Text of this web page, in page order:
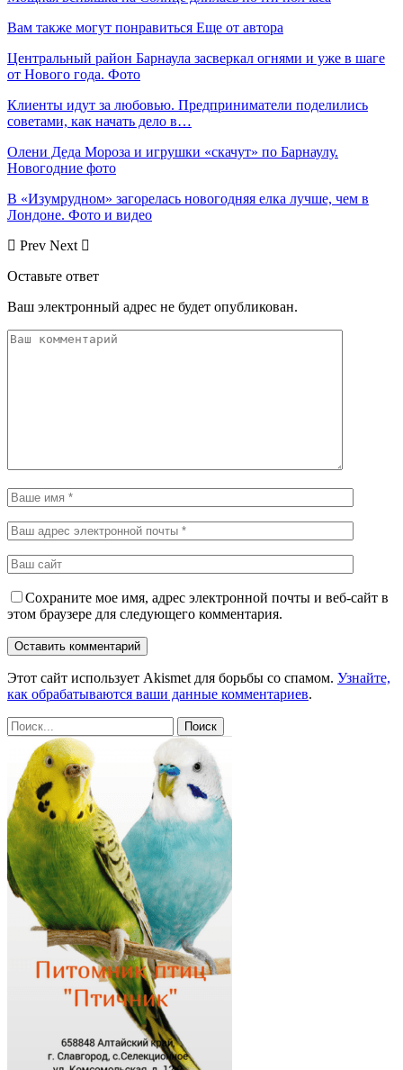
Вам также могут понравиться Еще от автора
Центральный район Барнаула засверкал огнями и уже в шаге
от Нового года. Фото
Клиенты идут за любовью. Предприниматели поделились
советами, как начать дело в…
Олени Деда Мороза и игрушки «скачут» по Барнаулу.
Новогодние фото
В «Изумрудном» загорелась новогодняя елка лучше, чем в
Лондоне. Фото и видео
Prev Next
Оставьте ответ
Ваш электронный адрес не будет опубликован.
Сохраните мое имя, адрес электронной почты и веб-сайт в
этом браузере для следующего комментария.
Этот сайт использует Akismet для борьбы со спамом. Узнайте,
как обрабатываются ваши данные комментариев.